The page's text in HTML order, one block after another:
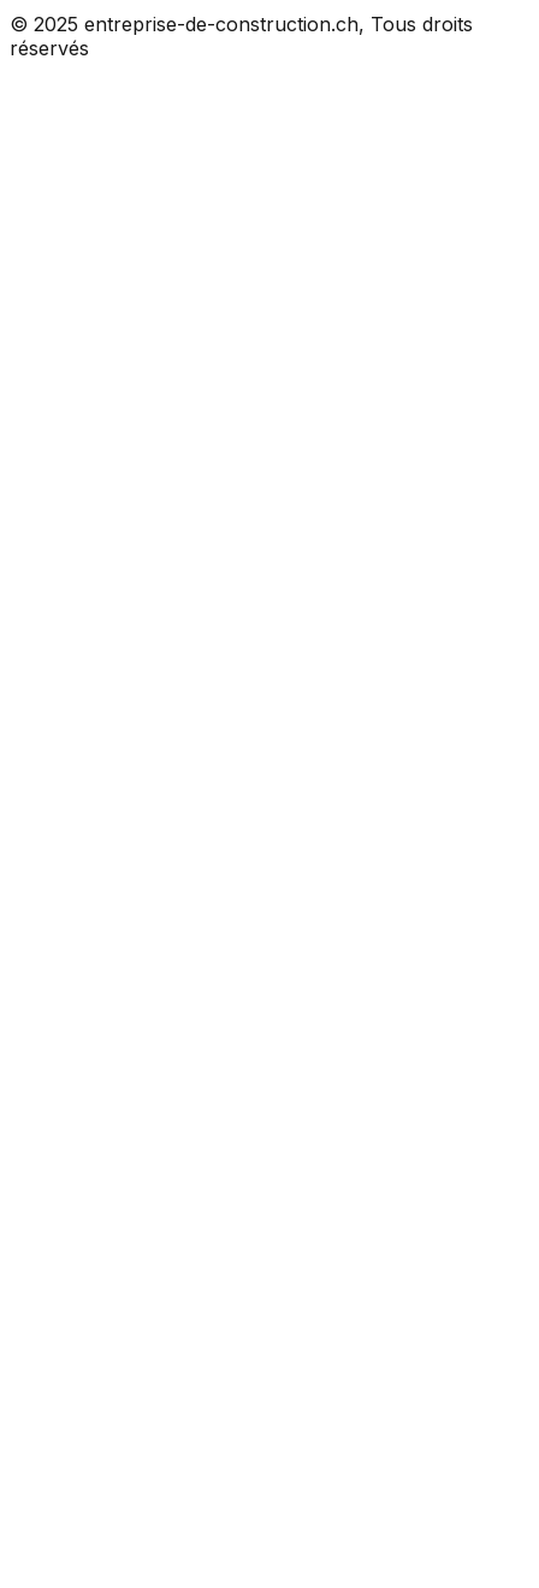
© 2025 entreprise-de-construction.ch, Tous droits
réservés